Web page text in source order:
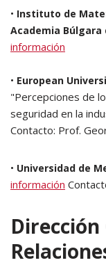
• Instituto de
Academia Búlgara
información
• European
"Percepciones de
seguridad en la
Contacto: Prof.
• Universidad de
información
Dirección